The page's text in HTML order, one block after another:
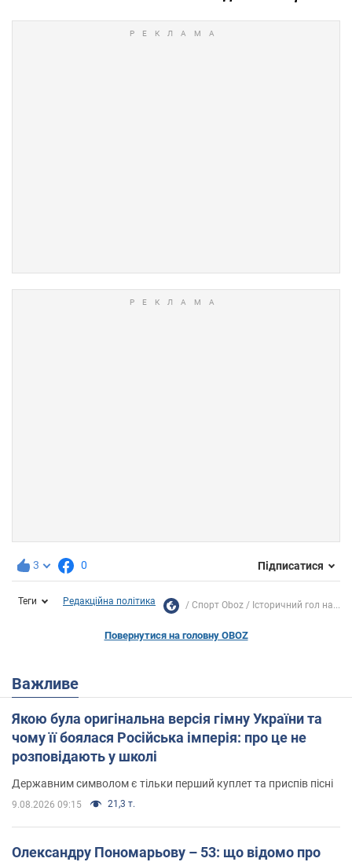
3 0 Підписатися
Теги Редакційна політика Спорт Oboz Історичний гол на...
Повернутися на головну OBOZ
Важливе
Якою була оригінальна версія гімну України та
чому її боялася Російська імперія: про це не
розповідають у школі
Державним символом є тільки перший куплет та приспів пісні
9.08.2026 09:15 21,3 т.
Олександру Пономарьову – 53: що відомо про